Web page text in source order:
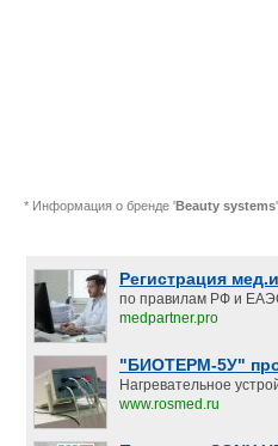
* Информация о бренде 'Beauty systems
Регистрация
по правилам РФ и
medpartner.pro
"БИОТЕРМ-5У"
Нагревательное
www.rosmed.ru